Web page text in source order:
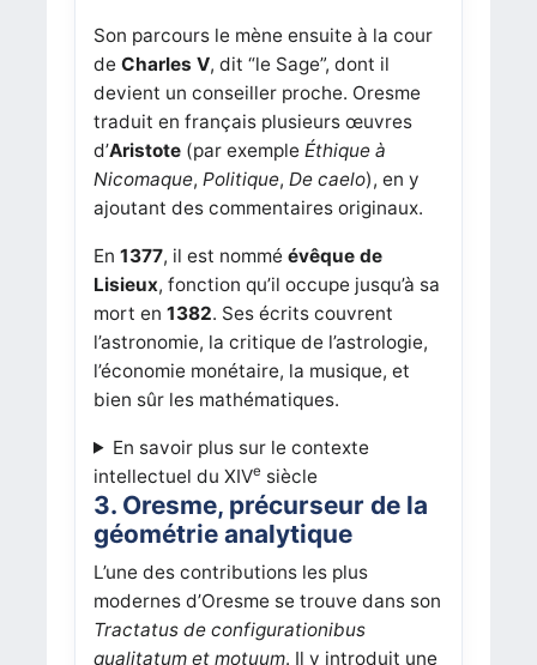
Son parcours le mène ensuite à la cour
de Charles V, dit “le Sage”, dont il
devient un conseiller proche. Oresme
traduit en français plusieurs œuvres
d’Aristote(par exemple Éthique à
Nicomaque, Politique, De caelo), en y
ajoutant des commentaires originaux.
En 1377, il est nommé évêque de
Lisieux, fonction qu’il occupe jusqu’à sa
mort en 1382. Ses écrits couvrent
l’astronomie, la critique de l’astrologie,
l’économie monétaire, la musique, et
bien sûr les mathématiques.
En savoir plus sur le contexte
intellectuel du XIVe siècle
3. Oresme, précurseur de la
géométrie analytique
L’une des contributions les plus
modernes d’Oresme se trouve dans son
Tractatus de configurationibus
qualitatum et motuum. Il y introduit une